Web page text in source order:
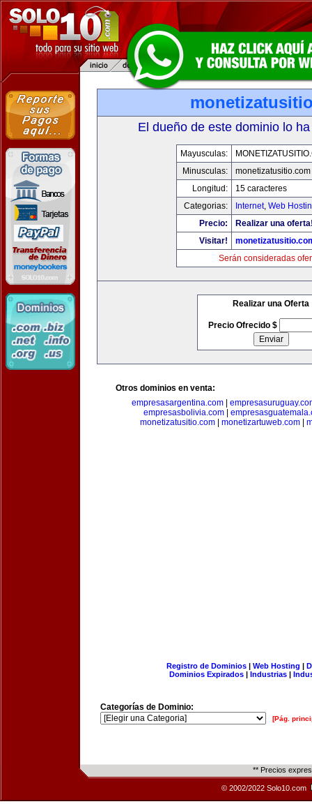
El dueño de este dominio lo
Mayusculas:
Minusculas:
monetizatusitio.com
Longitud:
15 caracteres
Categorias:
Internet, Web
Precio:
Realizar una
Visitar!
Serán consideradas
Realizar una Oferta
Precio Ofrecido $
Otros dominios en venta:
empresasargentina.com|
empresasbolivia.com
monetizatusitio.com
monetizartuweb.com
Registro de Dominios| Web Hosting |
Dominios Expirados | Industrias |
Categorías de Dominio:
[Pág.
** Precios
© 2002/2022 Solo10.com